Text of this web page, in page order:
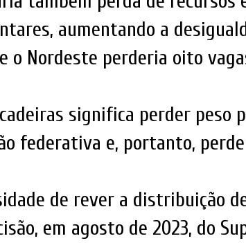
aumentando a
o Nordeste perderia oito
significa perder peso
federativa e, portanto,
de rever a distribuição
em agosto de 2023, do